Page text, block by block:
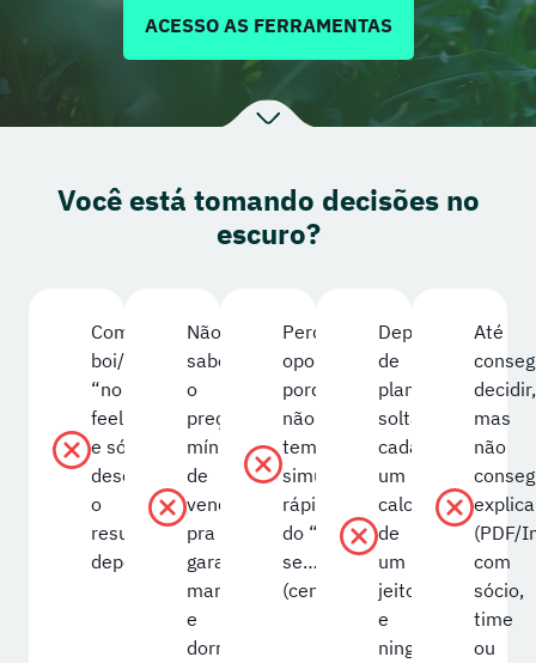
ACESSO AS FERRAMENTAS
Você está tomando decisões no
escuro?
Compra
boi/insumo
“no
feeling”
e só
descobre
o
resultado
depois.
Não
sabe
o
preço
mínimo
de
venda
pra
garantir
margem
e
dormir
Perde
oportunidade
porque
não
tem
simulação
rápida
do “e
se…”
(cenários).
Depende
de
planilhas
soltas:
cada
um
calcula
de
um
jeito
e
ninguém
Até
decidir,
mas
não
(PDF/
com
sócio,
time
ou